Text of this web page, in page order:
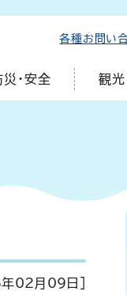
各種お問い
災・安全 観光
02月09日